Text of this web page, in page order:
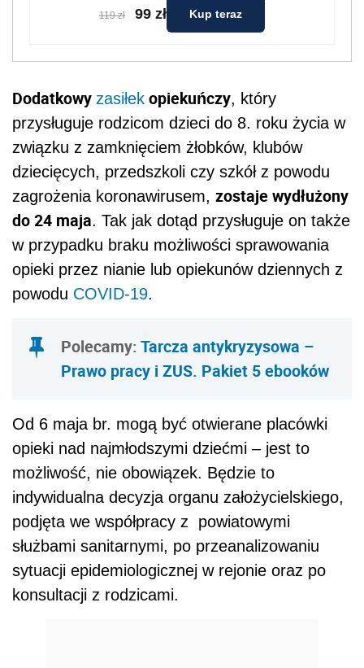
119 zł 99 zł Kup teraz
Dodatkowy zasiłek opiekuńczy, który
przysługuje rodzicom dzieci do 8. roku życia w
związku z zamknięciem żłobków, klubów
dziecięcych, przedszkoli czy szkół z powodu
zagrożenia koronawirusem, zostaje wydłużony
do 24 maja. Tak jak dotąd przysługuje on także
w przypadku braku możliwości sprawowania
opieki przez nianie lub opiekunów dziennych z
powodu COVID-19.
Polecamy: Tarcza antykryzysowa –
Prawo pracy i ZUS. Pakiet 5 ebooków
Od 6 maja br. mogą być otwierane placówki
opieki nad najmłodszymi dziećmi – jest to
możliwość, nie obowiązek. Będzie to
indywidualna decyzja organu założycielskiego,
podjęta we współpracy z powiatowymi
służbami sanitarnymi, po przeanalizowaniu
sytuacji epidemiologicznej w rejonie oraz po
konsultacji z rodzicami.